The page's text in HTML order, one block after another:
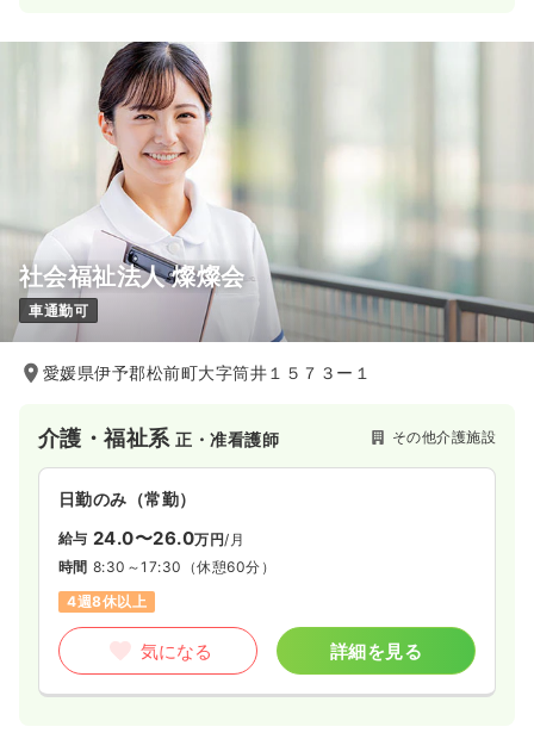
社会福祉法人 燦燦会
車通勤可
愛媛県伊予郡松前町大字筒井１５７３ー１
介護・福祉系正・准看護師 その他介護施設
日勤のみ（常勤）
給与 24.0〜26.0万円/月
時間 8:30～17:30 （休憩60分）
4週8休以上
気になる 詳細を見る